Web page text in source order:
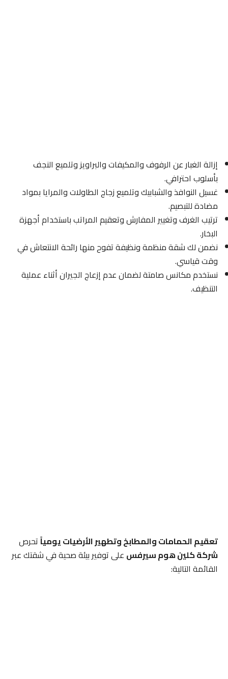
إزالة الغبار عن الرفوف والمكيفات والبراويز وتلميع النجف
بأسلوب احترافي.
غسيل النوافذ والشبابيك وتلميع زجاج الطاولات والمرايا بمواد
مضادة للتبصيم.
ترتيب الغرف وتغيير المفارش وتعقيم المراتب باستخدام أجهزة
البخار.
نضمن لك شقة منظمة ونظيفة تفوح منها رائحة الانتعاش في
وقت قياسي.
نستخدم مكانس صامتة لضمان عدم إزعاج الجيران أثناء عملية
التنظيف.
تعقيم الحمامات والمطابخ وتطهير الأرضيات يومياًتحرص
شركة كلين هوم سيرفسعلى توفير بيئة صحية في شقتك عبر
القائمة التالية: